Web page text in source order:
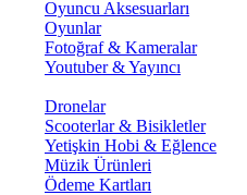
Oyuncu Aksesuarları
Oyunlar
Fotoğraf & Kameralar
Youtuber & Yayıncı
Dronelar
Scooterlar & Bisikletler
Yetişkin Hobi & Eğlence
Müzik Ürünleri
Ödeme Kartları